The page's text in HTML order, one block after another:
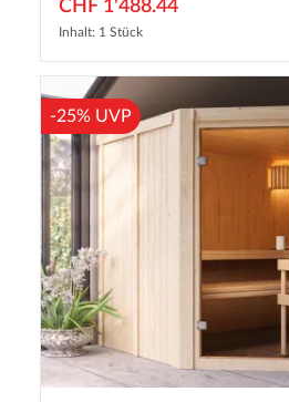
CHF 1'488.44
Inhalt: 1 Stück
-25% UVP